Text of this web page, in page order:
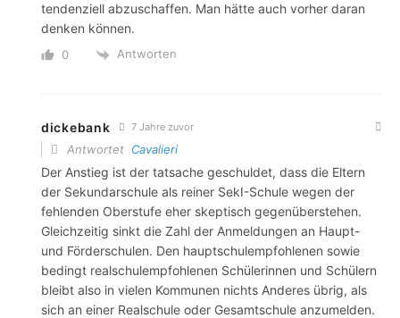
tendenziell abzuschaffen. Man hätte auch vorher daran
denken können.
0 Antworten
dickebank 7 Jahre zuvor
Antwortet Cavalieri
Der Anstieg ist der tatsache geschuldet, dass die Eltern
der Sekundarschule als reiner SekI-Schule wegen der
fehlenden Oberstufe eher skeptisch gegenüberstehen.
Gleichzeitig sinkt die Zahl der Anmeldungen an Haupt-
und Förderschulen. Den hauptschulempfohlenen sowie
bedingt realschulempfohlenen Schülerinnen und Schülern
bleibt also in vielen Kommunen nichts Anderes übrig, als
sich an einer Realschule oder Gesamtschule anzumelden.